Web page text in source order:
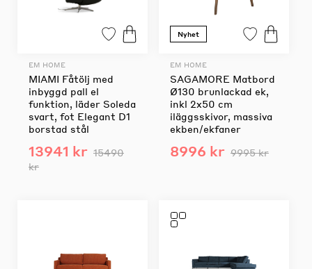
EM HOME
MIAMI Fåtölj med
inbyggd pall el
funktion, läder Soleda
svart, fot Elegant D1
borstad stål
13941 kr 15490
kr
Nyhet
EM HOME
SAGAMORE Matbord
Ø130 brunlackad ek,
inkl 2x50 cm
iläggsskivor, massiva
ekben/ekfaner
8996 kr 9995 kr